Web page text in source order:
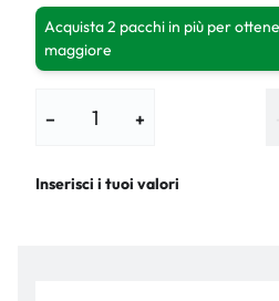
Acquista 2 pacchi in più per
maggiore
− +
Inserisci i tuoi valori